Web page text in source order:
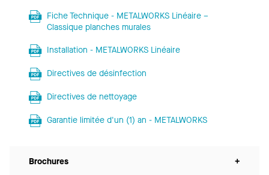
Fiche Technique - METALWORKS Linéaire –
Classique planches murales
Installation - METALWORKS Linéaire
Directives de désinfection
Directives de nettoyage
Garantie limitée d'un (1) an - METALWORKS
Brochures +